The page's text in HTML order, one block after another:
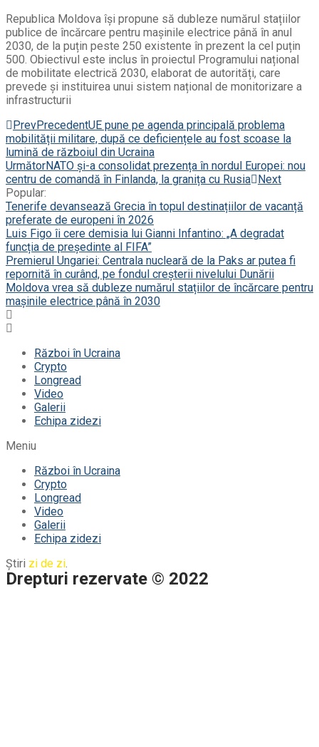
Republica Moldova își propune să dubleze numărul stațiilor
publice de încărcare pentru mașinile electrice până în anul
2030, de la puțin peste 250 existente în prezent la cel puțin
500. Obiectivul este inclus în proiectul Programului național
de mobilitate electrică 2030, elaborat de autorități, care
prevede și instituirea unui sistem național de monitorizare a
infrastructurii
PrevPrecedentUE pune pe agenda principală problema
mobilității militare, după ce deficiențele au fost scoase la
lumină de războiul din Ucraina
UrmătorNATO și-a consolidat prezența în nordul Europei: nou
centru de comandă în Finlanda, la granița cu Rusia
Next
Popular:
Tenerife devansează Grecia în topul destinațiilor de vacanță
preferate de europeni în 2026
Luis Figo îi cere demisia lui Gianni Infantino: „A degradat
funcția de președinte al FIFA”
Premierul Ungariei: Centrala nucleară de la Paks ar putea fi
repornită în curând, pe fondul creșterii nivelului Dunării
Moldova vrea să dubleze numărul stațiilor de încărcare pentru
mașinile electrice până în 2030
Război în Ucraina
Crypto
Longread
Video
Galerii
Echipa zidezi
Meniu
Război în Ucraina
Crypto
Longread
Video
Galerii
Echipa zidezi
Știri zi de zi.
Drepturi rezervate © 2022